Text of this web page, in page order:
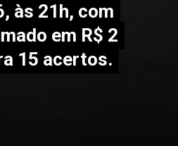
às 21h, com
em R$ 2
15 acertos.
às 21h, com
em R$ 2
15 acertos.